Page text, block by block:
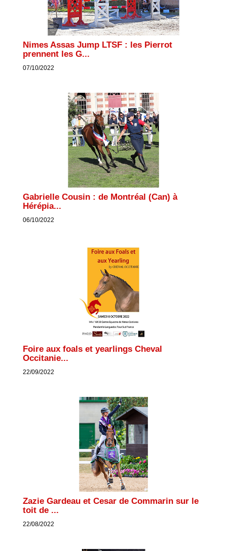
Nimes Assas Jump LTSF : les Pierrot
prennent les G...
07/10/2022
Gabrielle Cousin : de Montréal (Can) à
Hérépia...
06/10/2022
Foire aux foals et yearlings Cheval
Occitanie...
22/09/2022
Zazie Gardeau et Cesar de Commarin sur le
toit de ...
22/08/2022